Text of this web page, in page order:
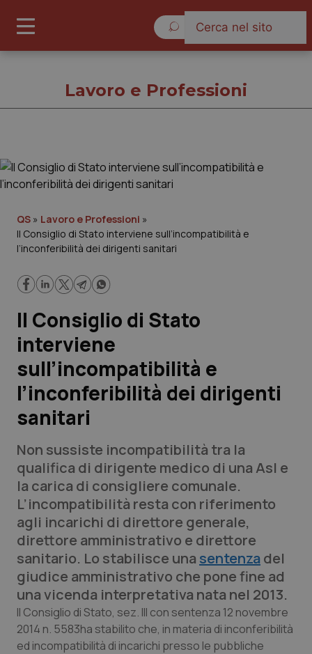
Governo e Parlamento
Regioni e Asl
Lavoro e Professioni
Scienza e Farmaci
Studi e Analisi
Lettere al direttore
Edizioni Regionali
QS Pro
Professionisti Sanitari.AI
Abruzzo
Basilicata
Calabria
QS Pro Gold
Artrite & artrosi
Asma & BPCO
QS Club Newsletter
Lavoro e Professioni
QS » Lavoro e Professioni »
Il Consiglio di Stato interviene sull’incompatibilità e
l’inconferibilità dei dirigenti sanitari
Il Consiglio di Stato
interviene
sull’incompatibilità e
l’inconferibilità dei dirigenti
sanitari
Non sussiste incompatibilità tra la
qualifica di dirigente medico di una Asl e
la carica di consigliere comunale.
L’incompatibilità resta con riferimento
agli incarichi di direttore generale,
direttore amministrativo e direttore
sanitario. Lo stabilisce una sentenzadel
giudice amministrativo che pone fine ad
una vicenda interpretativa nata nel 2013.
Il Consiglio di Stato, sez. III con sentenza 12 novembre
2014 n. 5583ha stabilito che, in materia di inconferibilità
ed incompatibilità di incarichi presso le pubbliche